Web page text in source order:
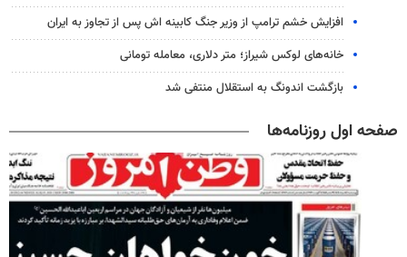
افزایش خشم ترامپ از وزیر جنگ کابینه اش پس از تجاوز به ایران
خانه‌های لوکس شیراز؛ متر دلاری، معامله تومانی
بازگشت اندونگ به استقلال منتفی شد
صفحه اول روزنامه‌ها